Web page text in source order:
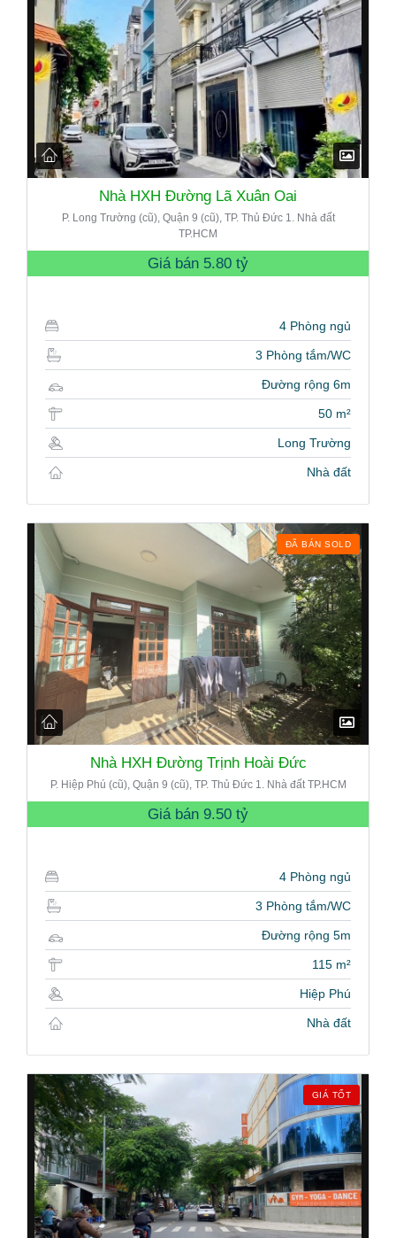
Nhà HXH Đường Lã Xuân Oai
P. Long Trường (cũ), Quận 9 (cũ), TP. Thủ Đức 1. Nhà đất
TP.HCM
Giá bán 5.80 tỷ
4 Phòng ngủ
3 Phòng tắm/WC
Đường rộng 6m
50 m²
Long Trường
Nhà đất
ĐÃ BÁN SOLD
Nhà HXH Đường Trịnh Hoài Đức
P. Hiệp Phú (cũ), Quận 9 (cũ), TP. Thủ Đức 1. Nhà đất TP.HCM
Giá bán 9.50 tỷ
4 Phòng ngủ
3 Phòng tắm/WC
Đường rộng 5m
115 m²
Hiệp Phú
Nhà đất
GIÁ TỐT